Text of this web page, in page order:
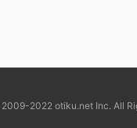
2022 otiku.net Inc. All